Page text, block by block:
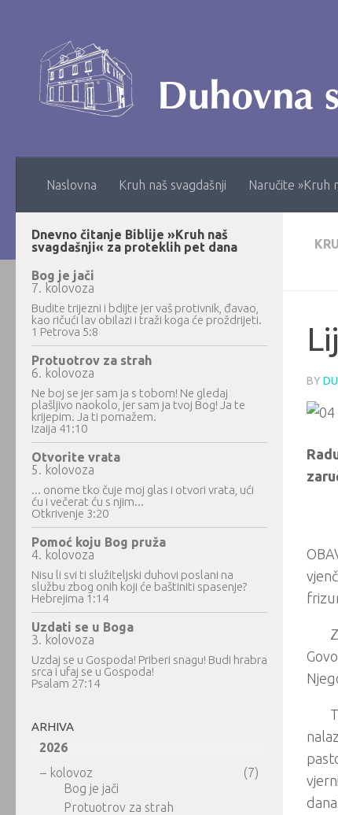
Naslovna Kruh naš svagdašnji Naručite »Kruh
BY
Dnevno čitanje Biblije »Kruh naš
svagdašnji« za proteklih pet dana
Bog je jači
7. kolovoza
Budite trijezni i bdijte jer vaš protivnik, đavao,
kao ričući lav obilazi i traži koga će proždrijeti.
1 Petrova 5:8
Protuotrov za strah
6. kolovoza
Ne boj se jer sam ja s tobom! Ne gledaj
plašljivo naokolo, jer sam ja tvoj Bog! Ja te
krijepim. Ja ti pomažem.
Izaija 41:10
Otvorite vrata
5. kolovoza
... onome tko čuje moj glas i otvori vrata, ući
ću i večerat ću s njim...
Otkrivenje 3:20
Pomoć koju Bog pruža
4. kolovoza
Nisu li svi ti služiteljski duhovi poslani na
službu zbog onih koji će baštiniti spasenje?
Hebrejima 1:14
Uzdati se u Boga
3. kolovoza
Uzdaj se u Gospoda! Priberi snagu! Budi hrabra
srca i ufaj se u Gospoda!
Psalam 27:14
ARHIVA
2026
– kolovoz
(7)
Bog je jači
Protuotrov za strah